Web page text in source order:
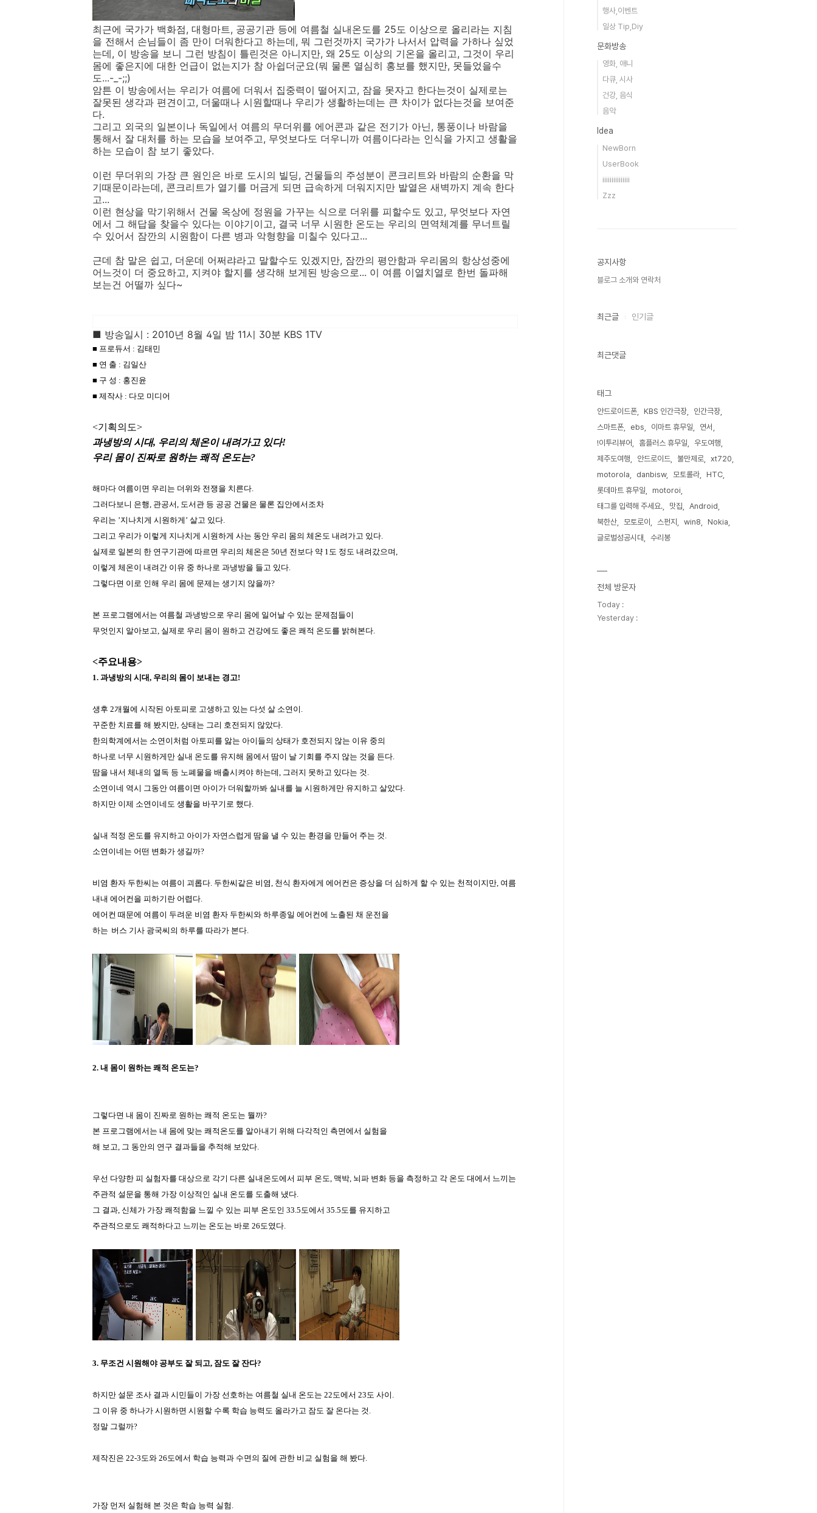
최근에 국가가 백화점, 대형마트, 공공기관 등에 여름철 실내온도를 25도 이상으로 올리라는 지침
을 전해서 손님들이 좀 만이 더워한다고 하는데, 뭐 그런것까지 국가가 나서서 압력을 가하나 싶었
는데, 이 방송을 보니 그런 방침이 틀린것은 아니지만, 왜 25도 이상의 기온을 올리고, 그것이 우리
몸에 좋은지에 대한 언급이 없는지가 참 아쉽더군요(뭐 물론 열심히 홍보를 했지만, 못들었을수
도...-_-;;)
암튼 이 방송에서는 우리가 여름에 더워서 집중력이 떨어지고, 잠을 못자고 한다는것이 실제로는
잘못된 생각과 편견이고, 더울때나 시원할때나 우리가 생활하는데는 큰 차이가 없다는것을 보여준
다.
그리고 외국의 일본이나 독일에서 여름의 무더위를 에어콘과 같은 전기가 아닌, 통풍이나 바람을
통해서 잘 대처를 하는 모습을 보여주고, 무엇보다도 더우니까 여름이다라는 인식을 가지고 생활을
하는 모습이 참 보기 좋았다.
이런 무더위의 가장 큰 원인은 바로 도시의 빌딩, 건물들의 주성분이 콘크리트와 바람의 순환을 막
기때문이라는데, 콘크리트가 열기를 머금게 되면 급속하게 더워지지만 발열은 새벽까지 계속 한다
고...
이런 현상을 막기위해서 건물 옥상에 정원을 가꾸는 식으로 더위를 피할수도 있고, 무엇보다 자연
에서 그 해답을 찾을수 있다는 이야기이고, 결국 너무 시원한 온도는 우리의 면역체계를 무너트릴
수 있어서 잠깐의 시원함이 다른 병과 악형향을 미칠수 있다고...
근데 참 말은 쉽고, 더운데 어쩌랴라고 말할수도 있겠지만, 잠깐의 평안함과 우리몸의 항상성중에
어느것이 더 중요하고, 지켜야 할지를 생각해 보게된 방송으로... 이 여름 이열치열로 한번 돌파해
보는건 어떨까 싶다~
■ 방송일시 : 2010년 8월 4일 밤 11시 30분 KBS 1TV
■ 프로듀서 : 김태민
■ 연 출 : 김일산
■ 구 성 : 홍진윤
■ 제작사 : 다모 미디어
<기획의도>
과냉방의 시대, 우리의 체온이 내려가고 있다!
우리 몸이 진짜로 원하는 쾌적 온도는?
해마다 여름이면 우리는 더위와 전쟁을 치른다.
그러다보니 은행, 관공서, 도서관 등 공공 건물은 물론 집안에서조차
우리는 ’지나치게 시원하게’ 살고 있다.
그리고 우리가 이렇게 지나치게 시원하게 사는 동안 우리 몸의 체온도 내려가고 있다.
실제로 일본의 한 연구기관에 따르면 우리의 체온은 50년 전보다 약 1도 정도 내려갔으며,
이렇게 체온이 내려간 이유 중 하나로 과냉방을 들고 있다.
그렇다면 이로 인해 우리 몸에 문제는 생기지 않을까?
본 프로그램에서는 여름철 과냉방으로 우리 몸에 일어날 수 있는 문제점들이
무엇인지 알아보고, 실제로 우리 몸이 원하고 건강에도 좋은 쾌적 온도를 밝혀본다.
<주요내용>
1. 과냉방의 시대, 우리의 몸이 보내는 경고!
생후 2개월에 시작된 아토피로 고생하고 있는 다섯 살 소연이.
꾸준한 치료를 해 봤지만, 상태는 그리 호전되지 않았다.
한의학계에서는 소연이처럼 아토피를 앓는 아이들의 상태가 호전되지 않는 이유 중의
하나로 너무 시원하게만 실내 온도를 유지해 몸에서 땀이 날 기회를 주지 않는 것을 든다.
땀을 내서 체내의 열독 등 노폐물을 배출시켜야 하는데, 그러지 못하고 있다는 것.
소연이네 역시 그동안 여름이면 아이가 더워할까봐 실내를 늘 시원하게만 유지하고 살았다.
하지만 이제 소연이네도 생활을 바꾸기로 했다.
실내 적정 온도를 유지하고 아이가 자연스럽게 땀을 낼 수 있는 환경을 만들어 주는 것.
소연이네는 어떤 변화가 생길까?
비염 환자 두한씨는 여름이 괴롭다. 두한씨같은 비염, 천식 환자에게 에어컨은 증상을 더 심하게 할 수 있는 천적이지만, 여름
내내 에어컨을 피하기란 어렵다.
에어컨 때문에 여름이 두려운 비염 환자 두한씨와 하루종일 에어컨에 노출된 채 운전을
하는 버스 기사 광국씨의 하루를 따라가 본다.
2. 내 몸이 원하는 쾌적 온도는?
그렇다면 내 몸이 진짜로 원하는 쾌적 온도는 뭘까?
본 프로그램에서는 내 몸에 맞는 쾌적온도를 알아내기 위해 다각적인 측면에서 실험을
해 보고, 그 동안의 연구 결과들을 추적해 보았다.
우선 다양한 피 실험자를 대상으로 각기 다른 실내온도에서 피부 온도, 맥박, 뇌파 변화 등을 측정하고 각 온도 대에서 느끼는
주관적 설문을 통해 가장 이상적인 실내 온도를 도출해 냈다.
그 결과, 신체가 가장 쾌적함을 느낄 수 있는 피부 온도인 33.5도에서 35.5도를 유지하고
주관적으로도 쾌적하다고 느끼는 온도는 바로 26도였다.
3. 무조건 시원해야 공부도 잘 되고, 잠도 잘 잔다?
하지만 설문 조사 결과 시민들이 가장 선호하는 여름철 실내 온도는 22도에서 23도 사이.
그 이유 중 하나가 시원하면 시원할 수록 학습 능력도 올라가고 잠도 잘 온다는 것.
정말 그럴까?
제작진은 22-3도와 26도에서 학습 능력과 수면의 질에 관한 비교 실험을 해 봤다.
가장 먼저 실험해 본 것은 학습 능력 실험.
행사,이벤트
일상 Tip,Diy
문화방송
영화, 애니
다큐, 시사
건강, 음식
음악
Idea
NewBorn
UserBook
iiiiiiiiiiiiiii
Zzz
공지사항
블로그 소개와 연락처
최근글 인기글
최근댓글
태그
안드로이드폰 KBS 인간극장
인간극장
스마트폰
ebs 이마트 휴무일
연서
!이투리뷰어
홈플러스 휴무일
우도여행
제주도여행
안드로이드 불만제로
xt720
motorola
danbisw 모토롤라
HTC
롯데마트 휴무일
motoroi
태그를 입력해 주세요.
맛집
Android
북한산
모토로이 스펀지 win8
Nokia
글로벌성공시대
수리봉
전체 방문자
Today :
Yesterday :